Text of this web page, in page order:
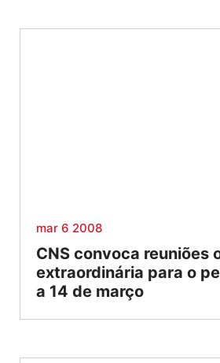
mar 6 2008
CNS convoca reuniões
extraordinária para o
a 14 de março